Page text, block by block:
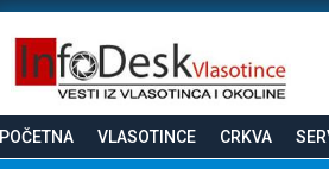
POČETNA VLASOTINCE CRKVA